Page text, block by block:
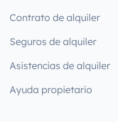
Contrato de alquiler
Seguros de alquiler
Asistencias de alquiler
Ayuda propietario